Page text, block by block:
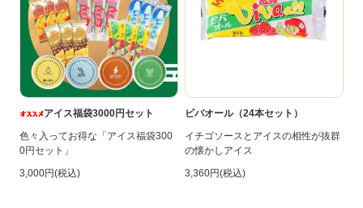
アイス福袋3000円セット
色々入ってお得な「アイス福袋300
0円セット」
3,000円(税込)
ビバオール（24本セット）
イチゴソースとアイスの相性が抜群
の懐かしアイス
3,360円(税込)